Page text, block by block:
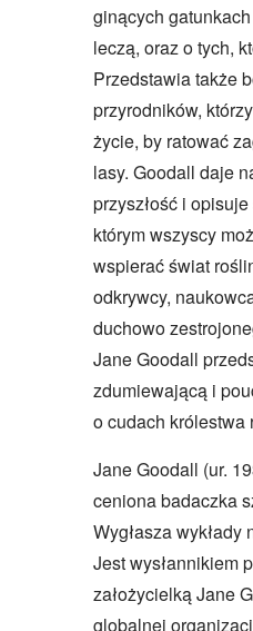
ginących
leczą, oraz o tych,
Przedstawia także
przyrodników,
życie, by ratować
lasy. Goodall daje
przyszłość i
którym wszyscy
wspierać świat
odkrywcy,
duchowo
Jane Goodall
zdumiewającą i
o cudach królestwa
Jane Goodall (ur.
ceniona badaczka
Wygłasza wykłady
Jest wysłannikiem
założycielką Jane
globalnej